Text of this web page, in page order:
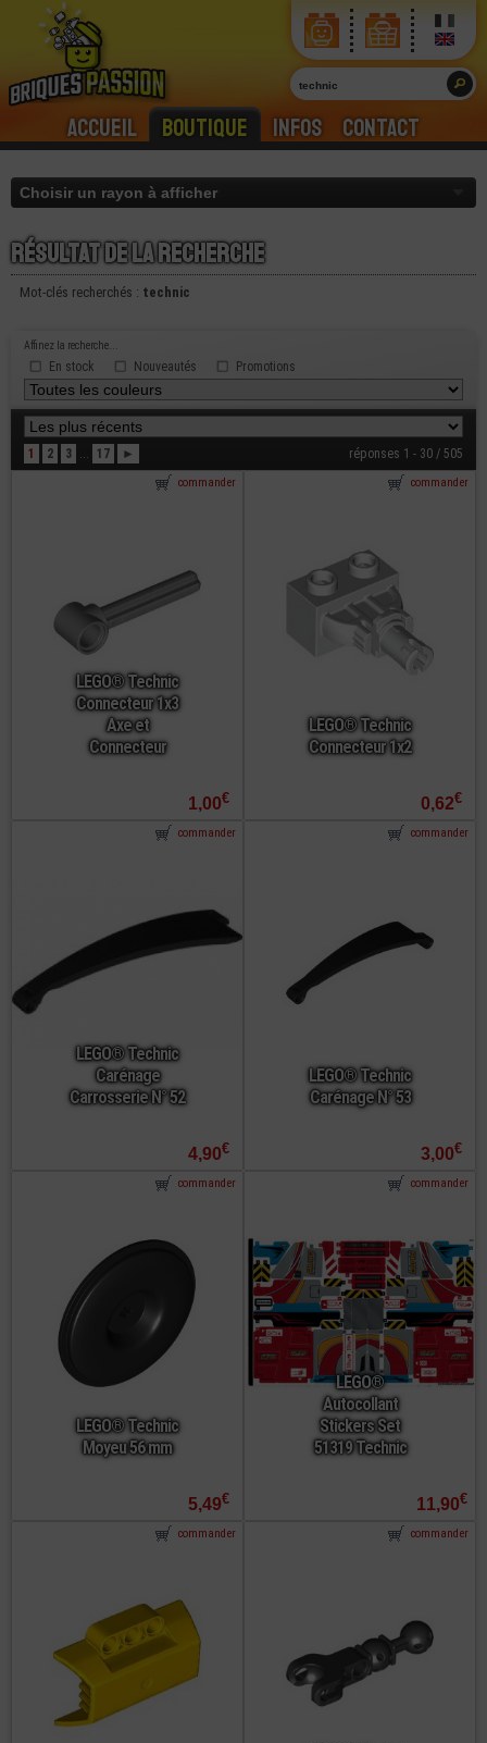
Accueil Boutique Infos Contact
Résultat de la recherche
Mot-clés recherchés : technic
Affinez la recherche...
En stock Nouveautés Promotions
1 2 3 ... 17 ► réponses 1 - 30 / 505
LEGO® Technic
Connecteur 1x3
Axe et
Connecteur
1,00€
commander
LEGO® Technic
Connecteur 1x2
0,62€
commander
LEGO® Technic
Carénage
Carrosserie N° 52
4,90€
commander
LEGO® Technic
Carénage N° 53
3,00€
commander
LEGO® Technic
Moyeu 56 mm
5,49€
commander
LEGO®
Autocollant
Stickers Set
51319 Technic
11,90€
commander
commander commander